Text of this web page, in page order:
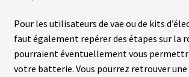
Pour les utilisateurs de vae ou de kits
faut également repérer des étapes sur la
pourraient éventuellement vous
votre batterie. Vous pourrez retrouver